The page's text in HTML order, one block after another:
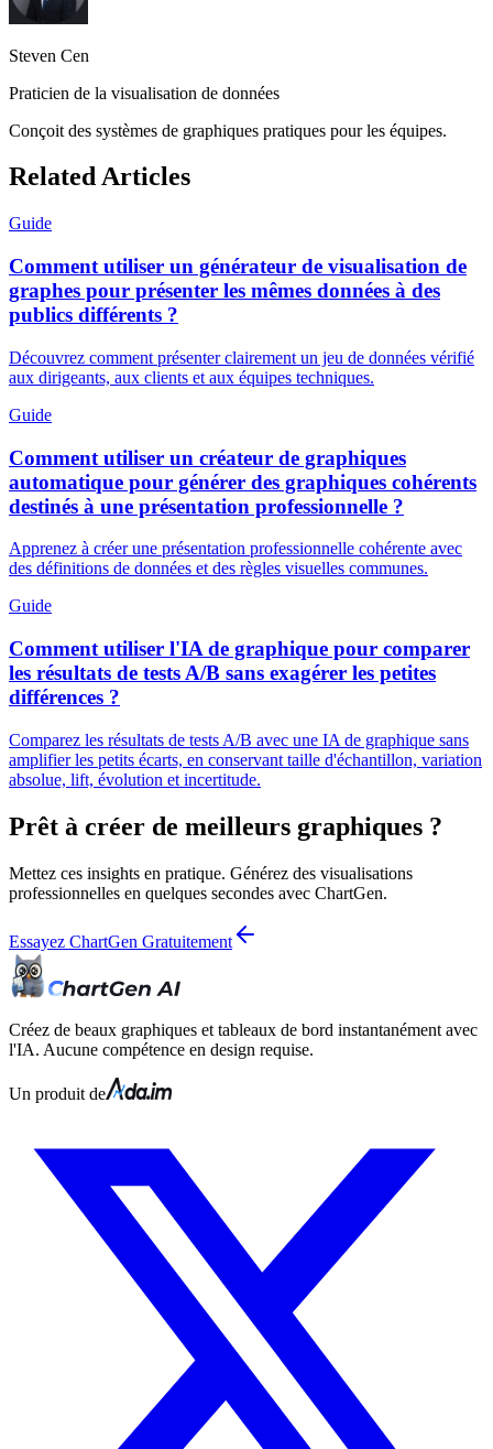
Steven Cen
Praticien de la visualisation de données
Conçoit des systèmes de graphiques pratiques pour les équipes.
Related Articles
Guide
Comment utiliser un générateur de visualisation de
graphes pour présenter les mêmes données à des
publics différents ?
Découvrez comment présenter clairement un jeu de données vérifié
aux dirigeants, aux clients et aux équipes techniques.
Guide
Comment utiliser un créateur de graphiques
automatique pour générer des graphiques cohérents
destinés à une présentation professionnelle ?
Apprenez à créer une présentation professionnelle cohérente avec
des définitions de données et des règles visuelles communes.
Guide
Comment utiliser l'IA de graphique pour comparer
les résultats de tests A/B sans exagérer les petites
différences ?
Comparez les résultats de tests A/B avec une IA de graphique sans
amplifier les petits écarts, en conservant taille d'échantillon, variation
absolue, lift, évolution et incertitude.
Prêt à créer de meilleurs graphiques ?
Mettez ces insights en pratique. Générez des visualisations
professionnelles en quelques secondes avec ChartGen.
Essayez ChartGen Gratuitement
Créez de beaux graphiques et tableaux de bord instantanément avec
l'IA. Aucune compétence en design requise.
Un produit de